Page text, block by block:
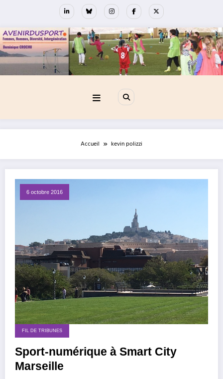
Accueil kevin polizzi
6 octobre 2016
FIL DE TRIBUNES
Sport-numérique à Smart City
Marseille